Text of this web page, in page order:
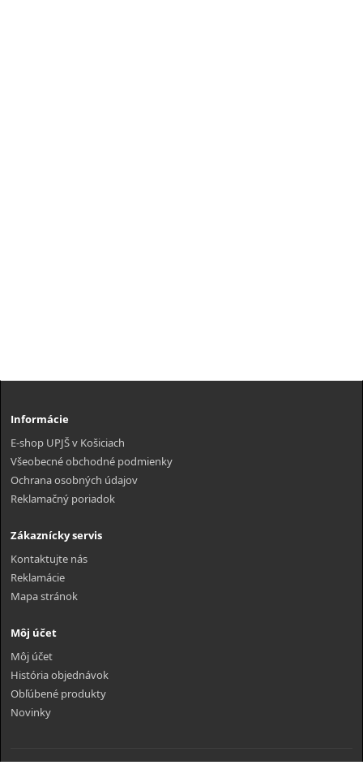
Informácie
E-shop UPJŠ v Košiciach
Všeobecné obchodné podmienky
Ochrana osobných údajov
Reklamačný poriadok
Zákaznícky servis
Kontaktujte nás
Reklamácie
Mapa stránok
Môj účet
Môj účet
História objednávok
Obľúbené produkty
Novinky